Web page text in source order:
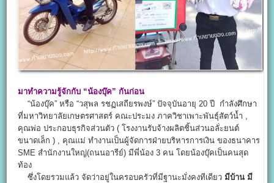
มาทำความรู้จักกับ “น้องบุ๊ค” กันก่อน
“น้องบุ๊ค” หรือ “วสุพล รชฏเสถียรพงษ์” ปัจจุบันอายุ 20 ปี กำลังศึกษา
ที่มหาวิทยาลัยเกษตรศาสตร์ คณะประมง ภาควิชาเพาะพันธุ์สัตว์น้ำ ,
คุณพ่อ ประกอบธุรกิจส่วนตัว ( โรงงานรับจ้างผลิตชิ้นส่วนอลั่ะยนต์
ขนาดเล็ก ) , คุณแม่ ทำงานเป็นผู้จัดการฝ่ายบริหารการเงิน ของธนาคาร
SME สำนักงานใหญ่(ถนนอารีย์) มีพี่น้อง 3 คน โดยน้องบุ๊คเป็นคนสุด
ท้อง
ซึ่งโดยรวมแล้ว จัดว่าอยู่ในครอบครัวที่มีฐานะมั่งคงทีเดียว มีบ้าน มี